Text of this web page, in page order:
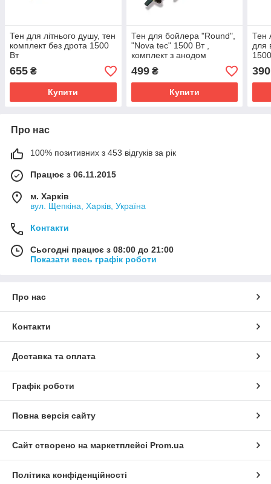
Тен для літнього душу, тен
комплект без дрота 1500
Вт
655 ₴
Купити
Тен для бойлера "Round",
"Nova tec" 1500 Вт ,
комплект з анодом
499₴
Купити
Тен
для
390
Про нас
100% позитивних з 453 відгуків за рік
Працює з 06.11.2015
м. Харків
вул. Щепкіна, Харків, Україна
Контакти
Сьогодні працює з 08:00 до 21:00
Показати весь графік роботи
Про нас
Контакти
Доставка та оплата
Графік роботи
Повна версія сайту
Сайт створено на маркетплейсі Prom.ua
Політика конфіденційності